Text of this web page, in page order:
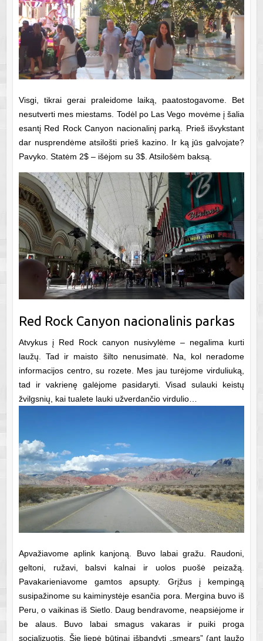
Visgi, tikrai gerai praleidome laiką, paatostogavome. Bet
nesutverti mes miestams. Todėl po Las Vego movėme į šalia
esantį Red Rock Canyon nacionalinį parką. Prieš išvykstant
dar nusprendėme atsilošti prieš kazino. Ir ką jūs galvojate?
Pavyko. Statėm 2$ – išėjom su 3$. Atsilošėm baksą.
Red Rock Canyon nacionalinis parkas
Atvykus į Red Rock canyon nusivylėme – negalima kurti
laužų. Tad ir maisto šilto nenusimatė. Na, kol neradome
informacijos centro, su rozete. Mes jau turėjome virduliuką,
tad ir vakrienę galėjome pasidaryti. Visad sulauki keistų
žvilgsnių, kai tualete lauki užverdančio virdulio…
Apvažiavome aplink kanjoną. Buvo labai gražu. Raudoni,
geltoni, ružavi, balsvi kalnai ir uolos puošė peizažą.
Pavakarieniavome gamtos apsupty. Grįžus į kempingą
susipažinome su kaiminystėje esančia pora. Mergina buvo iš
Peru, o vaikinas iš Sietlo. Daug bendravome, neapsiėjome ir
be alaus. Buvo labai smagus vakaras ir puiki proga
socializuotis. Šie liepė būtinai išbandyti „smears” (ant laužo